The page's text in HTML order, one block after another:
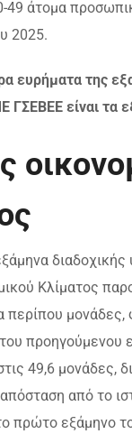
49 άτομα
2025.
ευρήματα της
ΓΣΕΒΕΕ είναι τα
Κλίματος
περίπου μονάδες,
προηγούμενου
49,6 μονάδες,
από το
πρώτο εξάμηνο